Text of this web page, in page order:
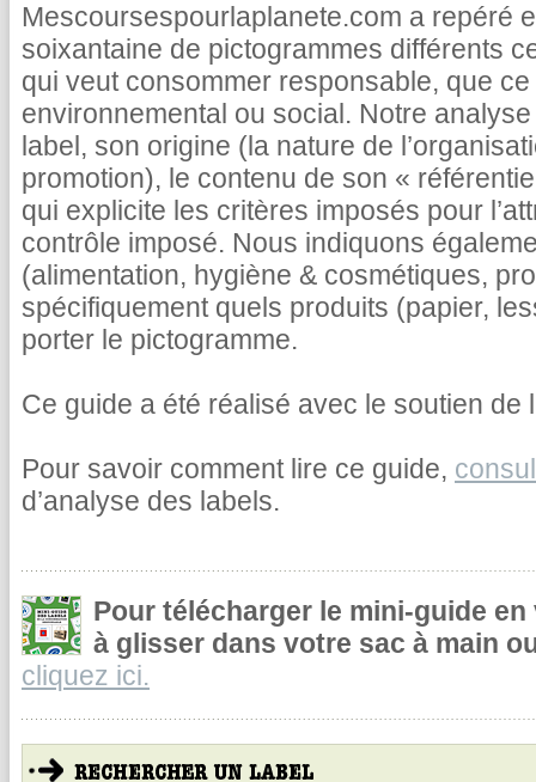
Mescoursespourlaplanete.com a repéré
soixantaine de pictogrammes différents
qui veut consommer responsable, que ce
environnemental ou social. Notre
label, son origine (la nature de
promotion), le contenu de son «
qui explicite les critères imposés pour
contrôle imposé. Nous indiquons
(alimentation, hygiène & cosmétiques,
spécifiquement quels produits (papier,
porter le pictogramme.
Ce guide a été réalisé avec le soutien de
Pour savoir comment lire ce guide,
d’analyse des labels.
Pour télécharger le mini-guide
à glisser dans votre sac à main
cliquez ici.